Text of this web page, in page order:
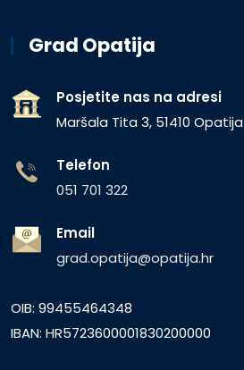
Grad Opatija
Posjetite nas na adresi
Maršala Tita 3, 51410 Opatija
Telefon
051 701 322
Email
grad.opatija@opatija.hr
OIB: 99455464348
IBAN: HR5723600001830200000